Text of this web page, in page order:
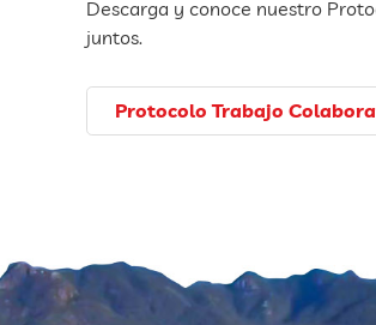
Descarga y conoce nuestro
juntos.
Protocolo Trabajo